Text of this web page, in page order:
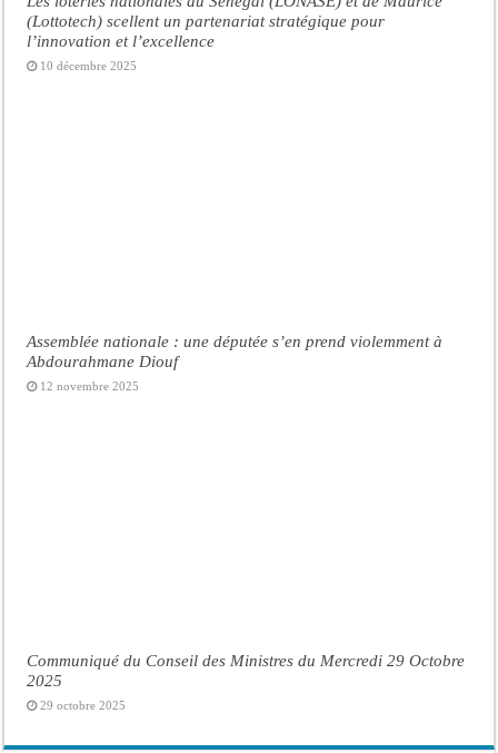
(Lottotech) scellent un partenariat stratégique pour
l’innovation et l’excellence
10 décembre 2025
Assemblée nationale : une députée s’en prend violemment à
Abdourahmane Diouf
12 novembre 2025
Communiqué du Conseil des Ministres du Mercredi 29 Octobre
2025
29 octobre 2025